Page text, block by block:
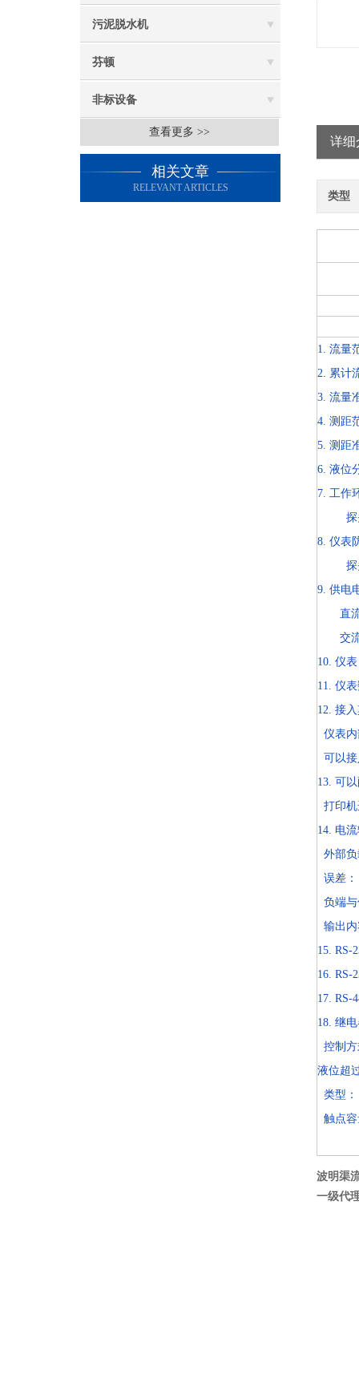
污泥脱水机
芬顿
非标设备
查看更多 >>
相关文章
RELEVANT ARTICLES
详细
类型
1. 流量
2. 累计
3. 流量
4. 测距
5. 测距
6. 液位
7. 工作
探头
8. 仪表
探头
9. 供电
直流
交流
10. 仪
11. 仪
12. 接
仪表
可以
13. 可
打印机
14. 电
外部
误差
负端
输出
15. RS-
16. RS-
17. RS-
18. 继
控制
液位超
类型
触点容
波明渠
一级代